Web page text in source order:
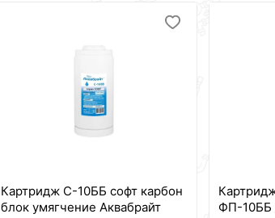
Картридж С-10ББ софт карбон
блок умягчение Аквабрайт
ФП-10ББ